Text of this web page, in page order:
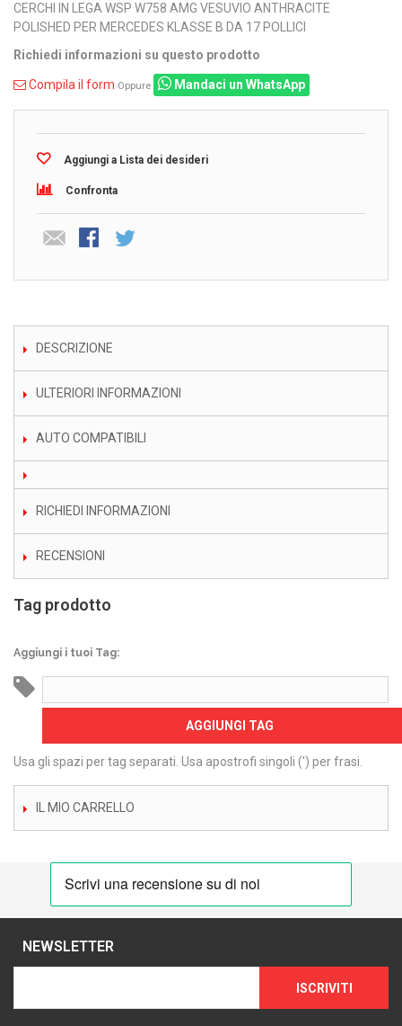
CERCHI IN LEGA WSP W758 AMG VESUVIO ANTHRACITE
POLISHED PER MERCEDES KLASSE B DA 17 POLLICI
Richiedi informazioni su questo prodotto
Compila il form Oppure Mandaci un WhatsApp
Aggiungi a Lista dei desideri
Confronta
DESCRIZIONE
ULTERIORI INFORMAZIONI
AUTO COMPATIBILI
RICHIEDI INFORMAZIONI
RECENSIONI
Tag prodotto
Aggiungi i tuoi Tag:
AGGIUNGI TAG
Usa gli spazi per tag separati. Usa apostrofi singoli (') per frasi.
IL MIO CARRELLO
NEWSLETTER
ISCRIVITI